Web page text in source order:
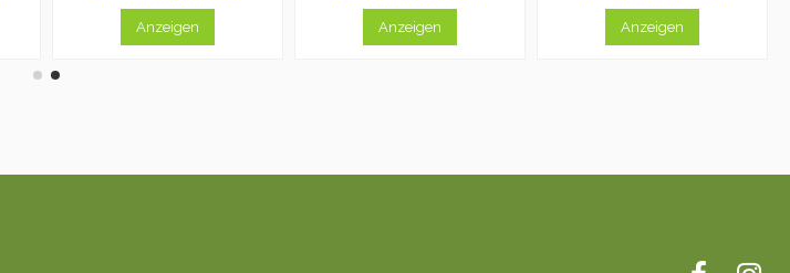
Anzeigen Anzeigen Anzeigen